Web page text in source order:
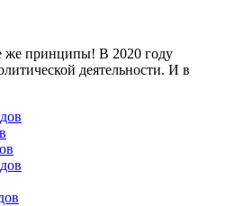
же принципы! В 2020 году
деятельности. И в